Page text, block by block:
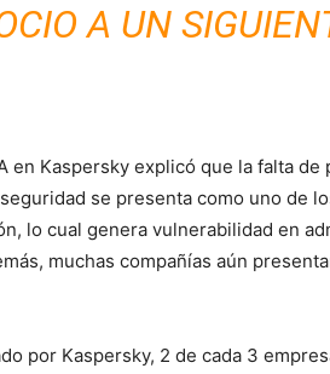
A UN
en Kaspersky explicó que la falta de
se presenta como uno de
lo cual genera vulnerabilidad en
muchas compañías aún
por Kaspersky, 2 de cada 3